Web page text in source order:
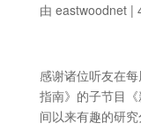
由 eastwoodnet|
感谢诸位听友在
指南》的子节目
间以来有趣的研究